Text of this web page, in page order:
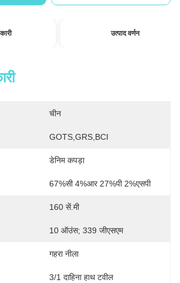
उत्पाद वर्णन
चीन
GOTS,GRS,BCI
डेनिम कपड़ा
67%सी 4%आर 27%पी 2%एसपी
160 सें.मी
10 ऑउंस; 339 जीएसएम
गहरा नीला
3/1 दाहिना हाथ टवील